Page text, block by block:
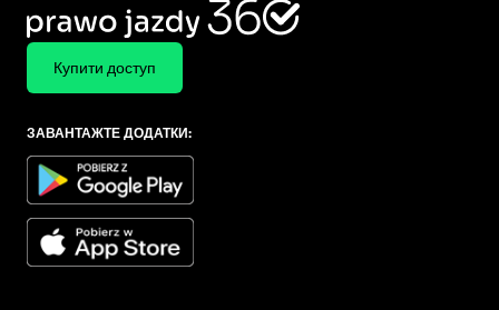
Купити доступ
ЗАВАНТАЖТЕ ДОДАТКИ: